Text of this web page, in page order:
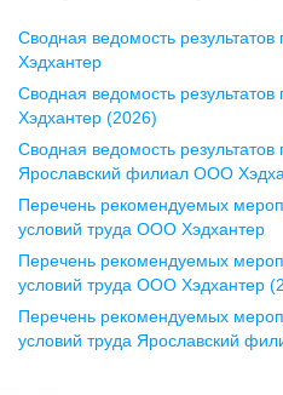
Воронеж
ул. Комиссаржевской, д. 10,
офис 1212
+7 473 280-05-05
pr@vrn.hh.ru
ул. Спартаковская, д. 2А, этаж 3,
помещение 15
+7 843 212-12-50
Сводная ведомость
Хэдхантер
Сводная ведомость
Хэдхантер (2026)
Сводная ведомость
Ярославский филиал ООО
Перечень рекомендуемых
условий труда ООО Хэдхантер
Перечень рекомендуемых
условий труда ООО Хэдхантер
Перечень рекомендуемых
условий труда Ярославский